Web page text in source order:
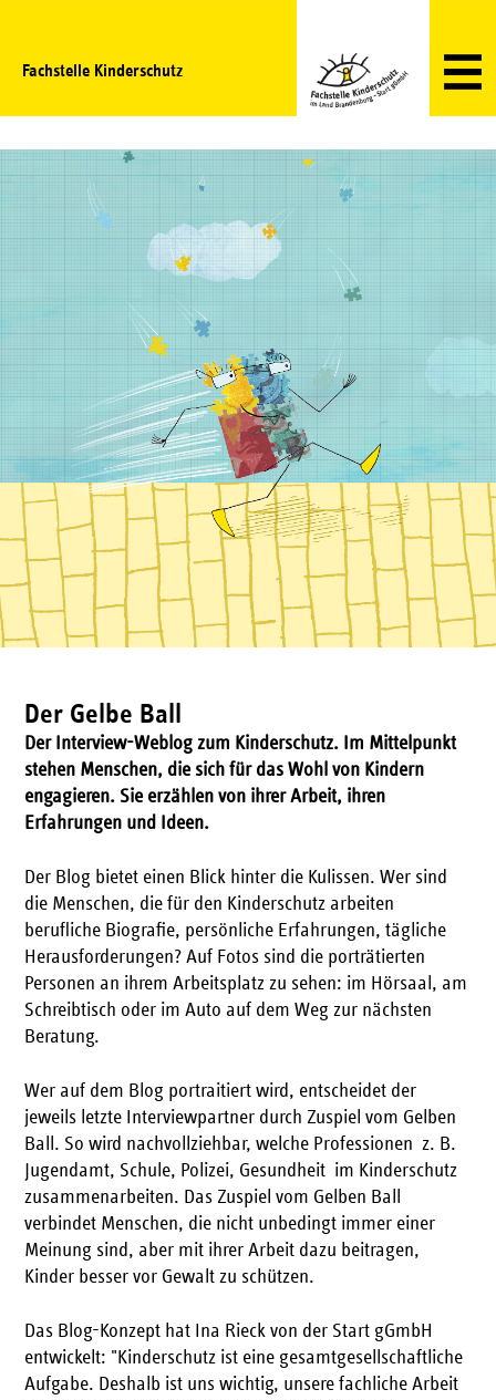
Fachstelle Kinderschutz
Der Gelbe Ball
Der Interview-Weblog zum Kinderschutz. Im Mittelpunkt
stehen Menschen, die sich für das Wohl von Kindern
engagieren. Sie erzählen von ihrer Arbeit, ihren
Erfahrungen und Ideen.
Der Blog bietet einen Blick hinter die Kulissen. Wer sind
die Menschen, die für den Kinderschutz arbeiten 
berufliche Biografie, persönliche Erfahrungen, tägliche
Herausforderungen? Auf Fotos sind die porträtierten
Personen an ihrem Arbeitsplatz zu sehen: im Hörsaal, am
Schreibtisch oder im Auto auf dem Weg zur nächsten
Beratung.
Wer auf dem Blog portraitiert wird, entscheidet der
jeweils letzte Interviewpartner durch Zuspiel vom Gelben
Ball. So wird nachvollziehbar, welche Professionen  z. B.
Jugendamt, Schule, Polizei, Gesundheit  im Kinderschutz
zusammenarbeiten. Das Zuspiel vom Gelben Ball
verbindet Menschen, die nicht unbedingt immer einer
Meinung sind, aber mit ihrer Arbeit dazu beitragen,
Kinder besser vor Gewalt zu schützen.
Das Blog-Konzept hat Ina Rieck von der Start gGmbH
entwickelt: "Kinderschutz ist eine gesamtgesellschaftliche
Aufgabe. Deshalb ist uns wichtig, unsere fachliche Arbeit